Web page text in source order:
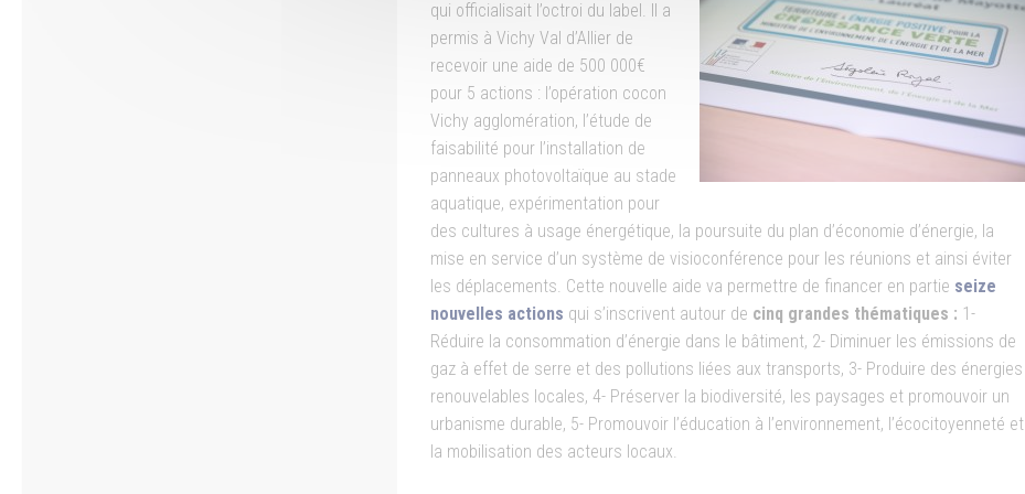
qui officialisait l’octroi du label. Il a
permis à Vichy Val d’Allier de
recevoir une aide de 500 000€
pour 5 actions : l’opération cocon
Vichy agglomération, l’étude de
faisabilité pour l’installation de
panneaux photovoltaïque au stade
aquatique, expérimentation pour
des cultures à usage énergétique, la poursuite du plan d’économie d’énergie, la
mise en service d’un système de visioconférence pour les réunions et ainsi éviter
les déplacements. Cette nouvelle aide va permettre de financer en partie seize
nouvelles actions qui s’inscrivent autour de cinq grandes thématiques : 1-
Réduire la consommation d’énergie dans le bâtiment, 2- Diminuer les émissions de
gaz à effet de serre et des pollutions liées aux transports, 3- Produire des énergies
renouvelables locales, 4- Préserver la biodiversité, les paysages et promouvoir un
urbanisme durable, 5- Promouvoir l’éducation à l’environnement, l’écocitoyenneté et
la mobilisation des acteurs locaux.